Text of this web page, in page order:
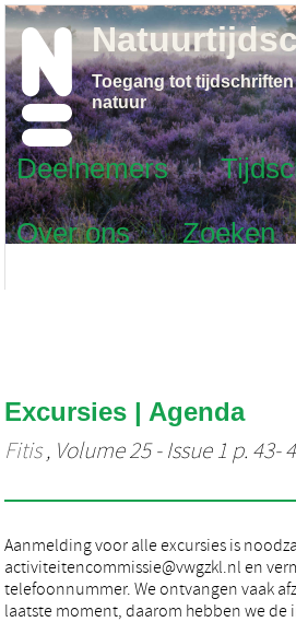
Deelnemers
Over ons
Zoeken
Toegang tot
natuur
Excursies | Agenda
Fitis, Volume 25 - Issue 1 p. 43-
Aanmelding voor alle excursies is
activiteitencommissie@vwgzkl.nl en
telefoonnummer. We ontvangen vaak
laatste moment, daarom hebben we de